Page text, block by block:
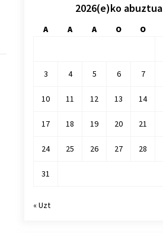
2026(e)ko abuztua
A A A O O
3 4 5 6 7
10 11 12 13 14
17 18 19 20 21
24 25 26 27 28
31
« Uzt